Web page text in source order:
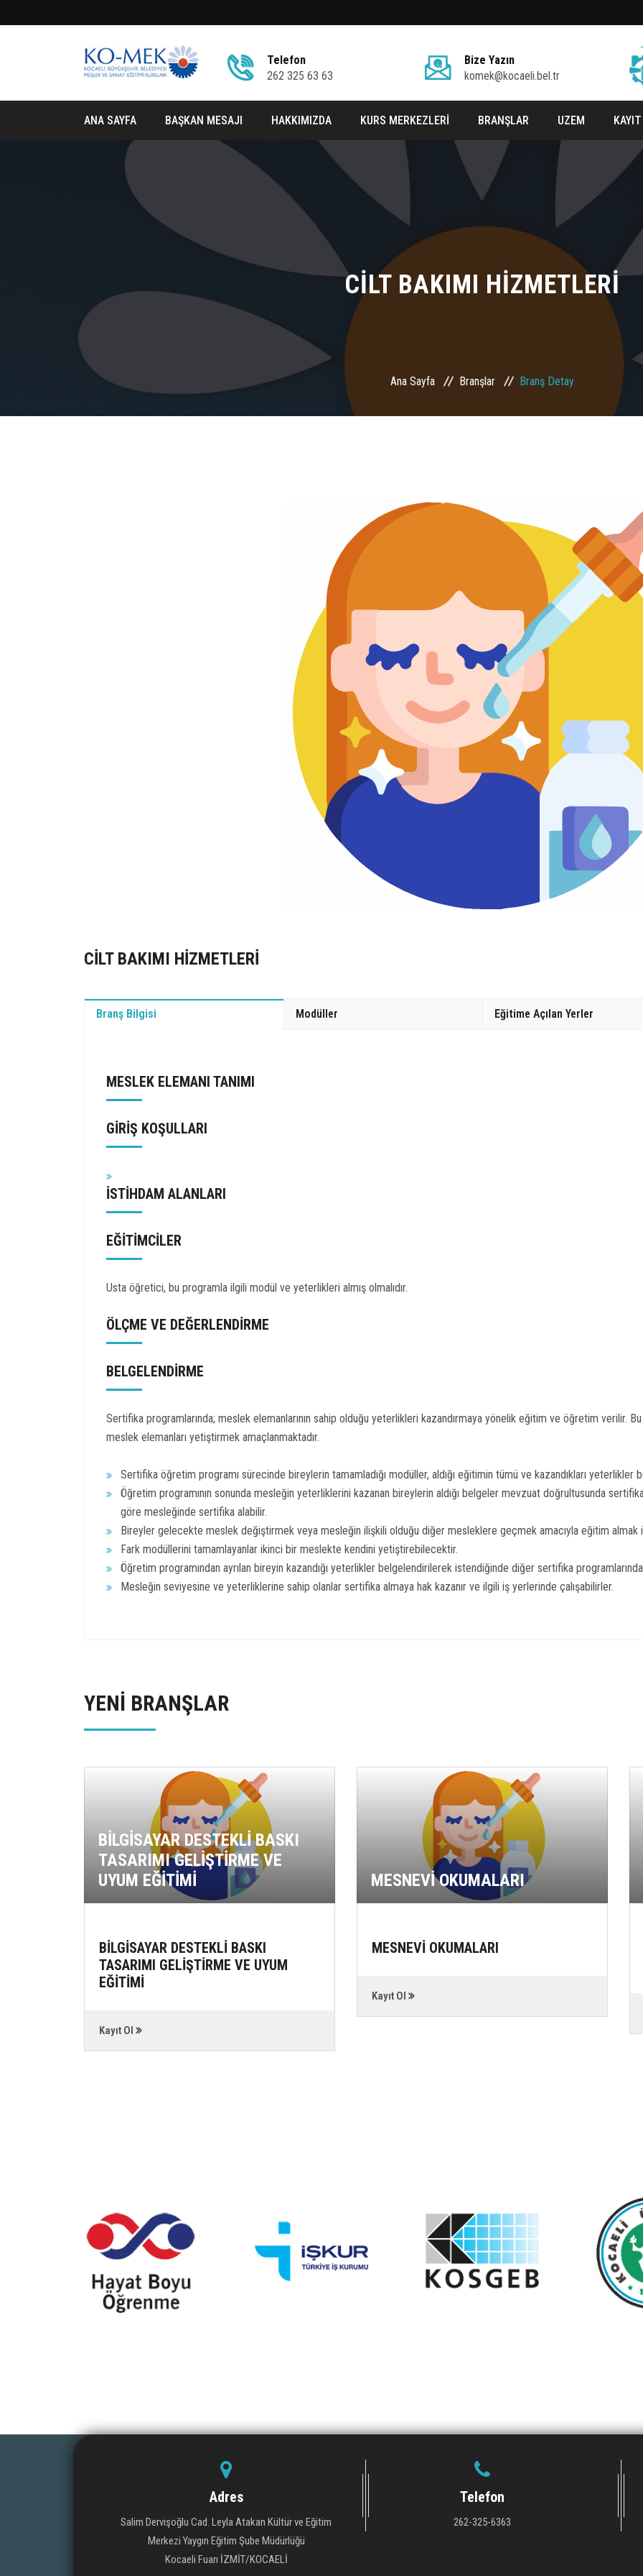
Telefon
262 325 63 63
Bize Yazın
komek@kocaeli.bel.tr
ANA SAYFA BAŞKAN MESAJI HAKKIMIZDA KURS MERKEZLERİ BRANŞLAR UZEM
CİLT BAKIMI HİZMETLERİ
Ana Sayfa Branşlar Branş Detay
CİLT BAKIMI HİZMETLERİ
Branş Bilgisi Modüller Eğitime Açılan Yerler
MESLEK ELEMANI TANIMI
GİRİŞ KOŞULLARI
İSTİHDAM ALANLARI
EĞİTİMCİLER
Usta öğretici, bu programla ilgili modül ve yeterlikleri almış olmalıdır.
ÖLÇME VE DEĞERLENDİRME
BELGELENDİRME
Sertifika programlarında; meslek elemanlarının sahip olduğu yeterlikleri kazandırmaya yönelik eğitim ve öğretim verilir.
meslek elemanları yetiştirmek amaçlanmaktadır.
Sertifika öğretim programı sürecinde bireylerin tamamladığı modüller, aldığı eğitimin tümü ve kazandıkları yeterlikler
Öğretim programının sonunda mesleğin yeterliklerini kazanan bireylerin aldığı belgeler mevzuat doğrultusunda
göre mesleğinde sertifika alabilir.
Bireyler gelecekte meslek değiştirmek veya mesleğin ilişkili olduğu diğer mesleklere geçmek amacıyla eğitim almak
Fark modüllerini tamamlayanlar ikinci bir meslekte kendini yetiştirebilecektir.
Öğretim programından ayrılan bireyin kazandığı yeterlikler belgelendirilerek istendiğinde diğer sertifika
Mesleğin seviyesine ve yeterliklerine sahip olanlar sertifika almaya hak kazanır ve ilgili iş yerlerinde çalışabilirler.
YENİ BRANŞLAR
BİLGİSAYAR DESTEKLİ BASKI
TASARIMI GELİŞTİRME VE
UYUM EĞİTİMİ
BİLGİSAYAR DESTEKLİ BASKI
TASARIMI GELİŞTİRME VE UYUM
EĞİTİMİ
Kayıt Ol
MESNEVİ OKUMALARI
MESNEVİ OKUMALARI
Kayıt Ol
Adres
Salim Dervişoğlu Cad. Leyla Atakan Kültür ve Eğitim
Merkezi Yaygın Eğitim Şube Müdürlüğü
Kocaeli Fuarı İZMİT/KOCAELİ
Telefon
262-325-6363